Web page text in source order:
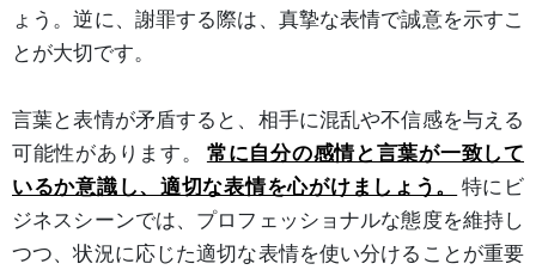
ょう。逆に、謝罪する際は、真摯な表情で誠意を示すこ
とが大切です。
言葉と表情が矛盾すると、相手に混乱や不信感を与える
可能性があります。
常に自分の感情と言葉が一致して
いるか意識し、適切な表情を心がけましょう。
特にビ
ジネスシーンでは、プロフェッショナルな態度を維持し
つつ、状況に応じた適切な表情を使い分けることが重要